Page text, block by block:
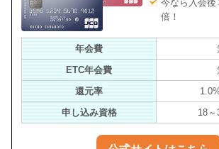
今なら入会後
倍！
年会費
ETC年会費
還元率
申し込み資格
18